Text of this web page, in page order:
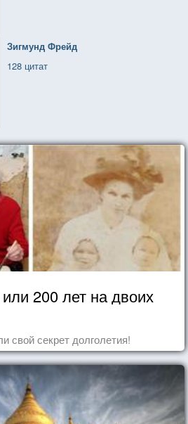
Зигмунд Фрейд
128 цитат
200 лет на двоих
свой секрет долголетия!